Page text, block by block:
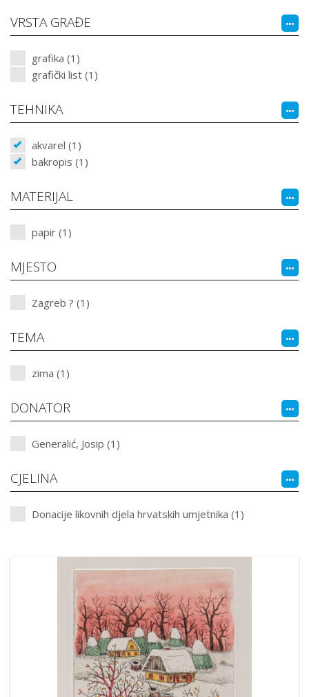
VRSTA GRAĐE
grafika (1)
grafički list (1)
TEHNIKA
akvarel (1)
bakropis (1)
MATERIJAL
papir (1)
MJESTO
Zagreb ? (1)
TEMA
zima (1)
DONATOR
Generalić, Josip (1)
CJELINA
Donacije likovnih djela hrvatskih umjetnika (1)